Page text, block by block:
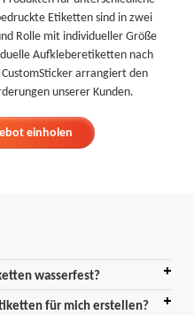
Etiketten sind in zwei
Rolle mit individueller Größe
Aufkleberetiketten nach
arrangiert den
unserer Kunden.
einholen
wasserfest?
für mich erstellen?